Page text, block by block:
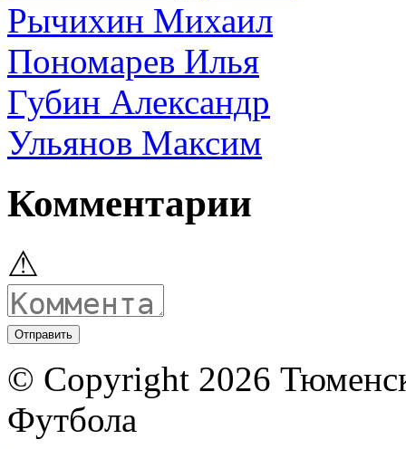
Рычихин Михаил
Пономарев Илья
Губин Александр
Ульянов Максим
Комментарии
⚠
© Copyright 2026
Футбола